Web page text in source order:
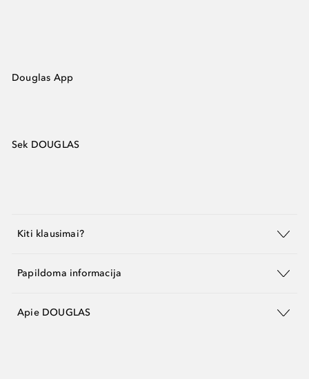
Douglas App
Sek DOUGLAS
Kiti klausimai?
Papildoma informacija
Apie DOUGLAS